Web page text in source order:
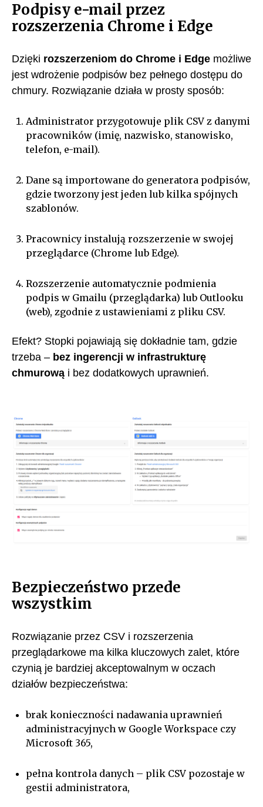
Podpisy e-mail przez
rozszerzenia Chrome i Edge
Dzięki rozszerzeniom do Chrome i Edge możliwe
jest wdrożenie podpisów bez pełnego dostępu do
chmury. Rozwiązanie działa w prosty sposób:
Administrator przygotowuje plik CSV z danymi
pracowników (imię, nazwisko, stanowisko,
telefon, e-mail).
Dane są importowane do generatora podpisów,
gdzie tworzony jest jeden lub kilka spójnych
szablonów.
Pracownicy instalują rozszerzenie w swojej
przeglądarce (Chrome lub Edge).
Rozszerzenie automatycznie podmienia
podpis w Gmailu (przeglądarka) lub Outlooku
(web), zgodnie z ustawieniami z pliku CSV.
Efekt? Stopki pojawiają się dokładnie tam, gdzie
trzeba – bez ingerencji w infrastrukturę
chmurową i bez dodatkowych uprawnień.
Bezpieczeństwo przede
wszystkim
Rozwiązanie przez CSV i rozszerzenia
przeglądarkowe ma kilka kluczowych zalet, które
czynią je bardziej akceptowalnym w oczach
działów bezpieczeństwa:
brak konieczności nadawania uprawnień
administracyjnych w Google Workspace czy
Microsoft 365,
pełna kontrola danych – plik CSV pozostaje w
gestii administratora,